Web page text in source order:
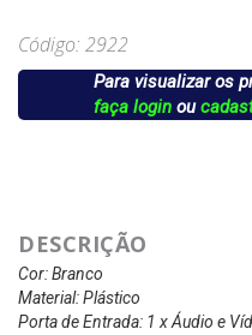
Código: 2922
Para visualizar os
faça loginou
DESCRIÇÃO
Cor: Branco
Material: Plástico
Porta de Entrada: 1 x Áudio e